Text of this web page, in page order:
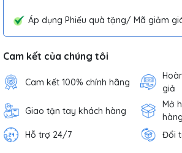
Áp dụng Phiếu quà tặng/ Mã giảm
Cam kết của chúng tôi
Cam kết 100% chính hãng
giả
Giao tận tay khách hàng
Mở
hàng
Hỗ trợ 24/7
Đổi